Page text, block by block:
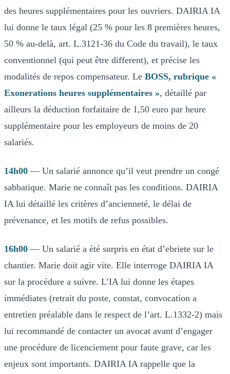
des heures supplémentaires pour les ouvriers. DAIRIA IA
lui donne le taux légal (25 % pour les 8 premières heures,
50 % au-delà, art. L.3121-36 du Code du travail), le taux
conventionnel (qui peut être different), et précise les
modalités de repos compensateur. Le BOSS, rubrique «
Exonerations heures supplémentaires », détaillé par
ailleurs la déduction forfaitaire de 1,50 euro par heure
supplémentaire pour les employeurs de moins de 20
salariés.
14h00 — Un salarié annonce qu’il veut prendre un congé
sabbatique. Marie ne connaît pas les conditions. DAIRIA
IA lui détaillé les critères d’ancienneté, le délai de
prévenance, et les motifs de refus possibles.
16h00 — Un salarié a été surpris en état d’ebriete sur le
chantier. Marie doit agir vite. Elle interroge DAIRIA IA
sur la procédure a suivre. L’IA lui donne les étapes
immédiates (retrait du poste, constat, convocation a
entretien préalable dans le respect de l’art. L.1332-2) mais
lui recommandé de contacter un avocat avant d’engager
une procédure de licenciement pour faute grave, car les
enjeux sont importants. DAIRIA IA rappelle que la